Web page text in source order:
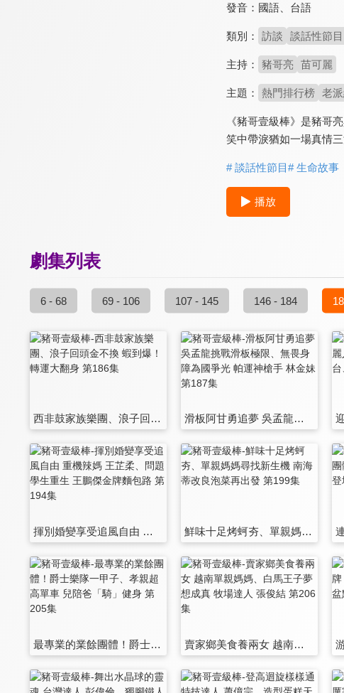
發音： 國語 台語
類別： 訪談 談話性節目
主持： 豬哥亮 苗可麗
主題： 熱門排行榜 老
《豬哥壹級棒》是豬哥
笑中帶淚猶如一場真情三
# 談話性節目# 生命故事
播放
劇集列表
6 - 68 69 - 106 107 - 145 146 - 184
西非鼓家族樂團、浪子回頭金不換 蝦到爆！轉運大翻身 第186集 滑板阿甘勇追夢 吳孟龍挑戰滑板極限、無畏身障為國爭光 帕運神槍手 林金妹 第187集
揮別婚變享受追風自由 重機辣媽 王芷柔、問題學生重生 王鵬傑金牌麵包路 第194集 鮮味十足烤蚵夯、單親媽媽尋找新生機 南海蒂改良泡菜再出發 第199集
最專業的業餘團體！爵士樂隊一甲子、孝親超高單車 兒陪爸「騎」健身 第205集 賣家鄉美食養兩女 越南單親媽媽、白馬王子夢想成真 牧場達人 張俊結 第206集